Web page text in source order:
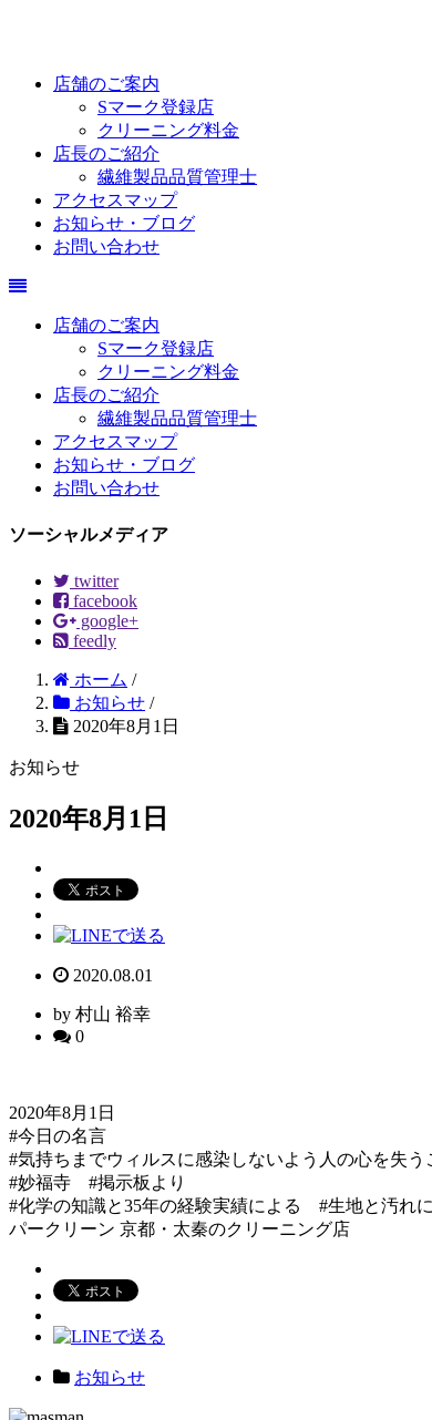
店舗のご案内
Sマーク登録店
クリーニング料金
店長のご紹介
繊維製品品質管理士
アクセスマップ
お知らせ・ブログ
お問い合わせ
店舗のご案内
Sマーク登録店
クリーニング料金
店長のご紹介
繊維製品品質管理士
アクセスマップ
お知らせ・ブログ
お問い合わせ
ソーシャルメディア
twitter
facebook
google+
feedly
ホーム /
お知らせ /
2020年8月1日
お知らせ
2020年8月1日
2020.08.01
by 村山 裕幸
0
2020年8月1日
#今日の名言
#気持ちまでウィルスに感染しないよう人の心を失う
#妙福寺 #掲示板より
#化学の知識と35年の経験実績による #生地と汚
パークリーン 京都・太秦のクリーニング店
お知らせ